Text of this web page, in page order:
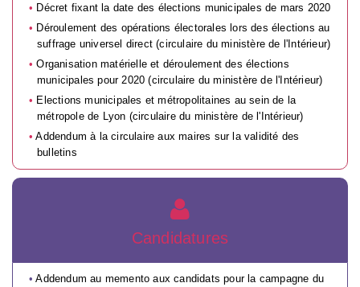
Décret fixant la date des élections municipales de mars 2020
Déroulement des opérations électorales lors des élections au
suffrage universel direct (circulaire du ministère de l'Intérieur)
Organisation matérielle et déroulement des élections
municipales pour 2020 (circulaire du ministère de l'Intérieur)
Elections municipales et métropolitaines au sein de la
métropole de Lyon (circulaire du ministère de l'Intérieur)
Addendum à la circulaire aux maires sur la validité des
bulletins
Candidatures
Addendum au memento aux candidats pour la campagne du